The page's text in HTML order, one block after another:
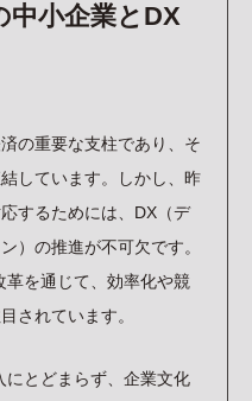
中小企業とDX
の重要な支柱であり、そ
しています。しかし、昨
するためには、DX（デ
）の推進が不可欠です。
革を通じて、効率化や競
されています。
にとどまらず、企業文化